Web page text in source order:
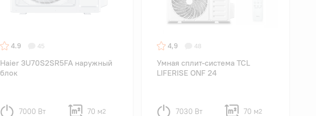
4.9 45
Haier 3U70S2SR5FA наружный
блок
7000 Вт 70 м2
4,9 48
Умная сплит-система TCL
LIFERISE ONF 24
7030 Вт 70 м2